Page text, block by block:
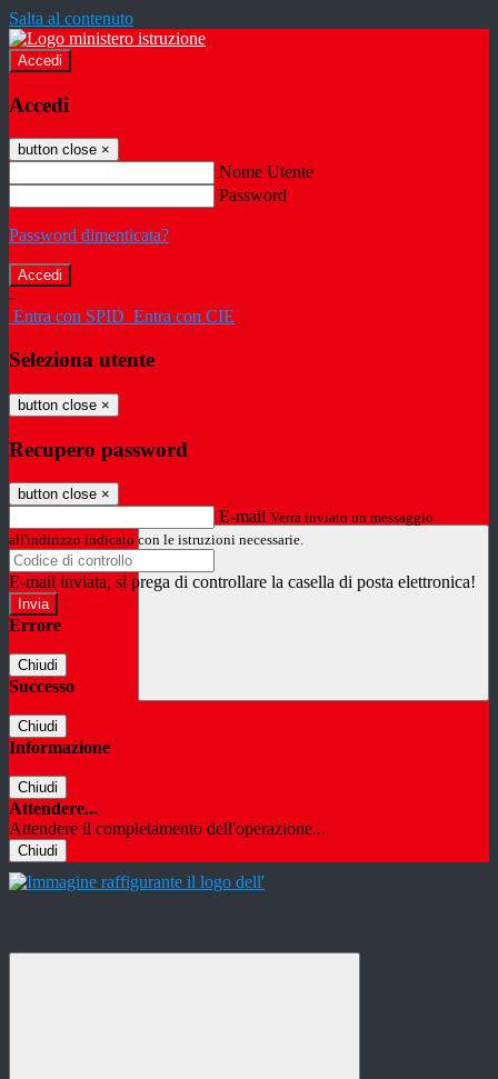
Salta al contenuto
Accedi
Accedi
button close ×
Nome Utente
Password
Password dimenticata?
-
Entra con SPID Entra con CIE
Seleziona utente
button close ×
Recupero password
button close ×
E-mail Verrà inviato un messaggio
all'indirizzo indicato con le istruzioni necessarie.
E-mail inviata, si prega di controllare la casella di posta elettronica!
Errore
Chiudi
Successo
Chiudi
Informazione
Chiudi
Attendere...
Attendere il completamento dell'operazione...
Chiudi